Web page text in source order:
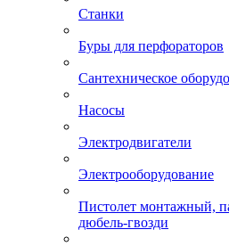
Станки
Буры для перфораторов
Сантехническое
Насосы
Электродвигатели
Электрооборудование
Пистолет монтажный,
дюбель-гвозди